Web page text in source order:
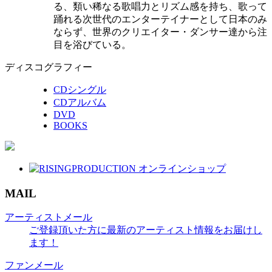
る、類い稀なる歌唱力とリズム感を持ち、歌って
踊れる次世代のエンターテイナーとして日本のみ
ならず、世界のクリエイター・ダンサー達から注
目を浴びている。
ディスコグラフィー
CDシングル
CDアルバム
DVD
BOOKS
MAIL
アーティストメール
ご登録頂いた方に最新のアーティスト情報をお届けし
ます！
ファンメール